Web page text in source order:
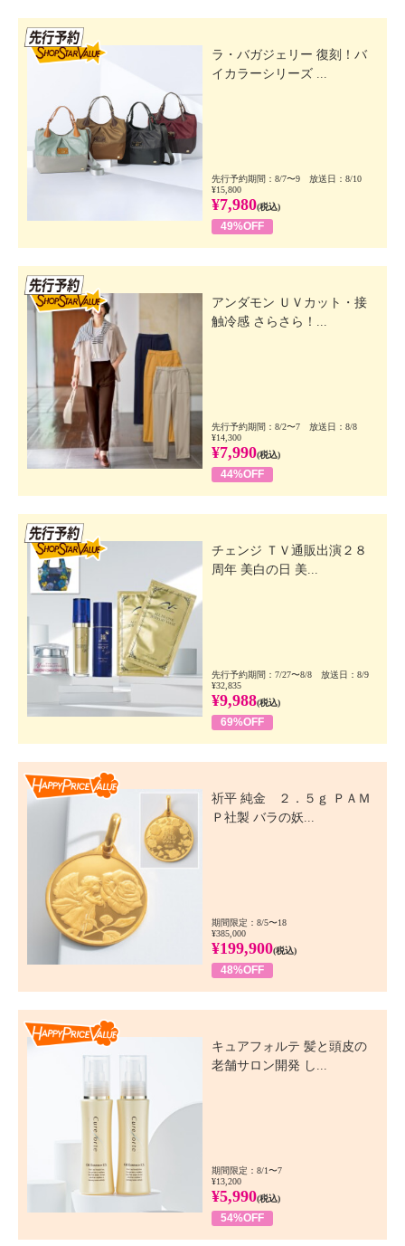
ラ・バガジェリー 復刻！バ
イカラーシリーズ ...
先行予約期間：8/7〜9 放送日：8/10
¥15,800
¥7,980(税込)
49%OFF
アンダモン ＵＶカット・接
触冷感 さらさら！...
先行予約期間：8/2〜7 放送日：8/8
¥14,300
¥7,990(税込)
44%OFF
チェンジ ＴＶ通販出演２８
周年 美白の日 美...
先行予約期間：7/27〜8/8 放送日：8/9
¥32,835
¥9,988(税込)
69%OFF
祈平 純金 ２．５ｇ ＰＡＭ
Ｐ社製 バラの妖...
期間限定：8/5〜18
¥385,000
¥199,900(税込)
48%OFF
キュアフォルテ 髪と頭皮の
老舗サロン開発 し...
期間限定：8/1〜7
¥13,200
¥5,990(税込)
54%OFF